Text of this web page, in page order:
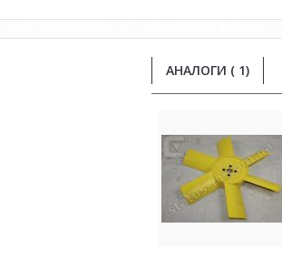
АНАЛОГИ ( 1)